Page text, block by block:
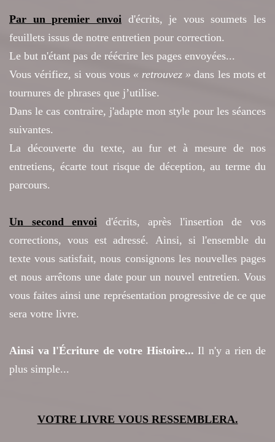
Par un premier envoi d'écrits, je vous soumets les
feuillets issus de notre entretien pour correction.
Le but n'étant pas de réécrire les pages envoyées...
Vous vérifiez, si vous vous « retrouvez » dans les mots et
tournures de phrases que j’utilise.
Dans le cas contraire, j'adapte mon style pour les séances
suivantes.
La découverte du texte, au fur et à mesure de nos
entretiens, écarte tout risque de déception, au terme du
parcours.
Un second envoi d'écrits,
après l'insertion de vos
corrections, vous est adressé.
Ainsi, si l'ensemble du
texte vous satisfait,nous consignons les nouvelles pages
et nous arrêtons une date pour un nouvel entretien. Vous
vous faites ainsi une représentation progressive de ce que
sera votre livre.
Ainsi va l'Écriture de votre Histoire... Il n'y a rien de
plus simple...
VOTRE LIVRE VOUS RESSEMBLERA.